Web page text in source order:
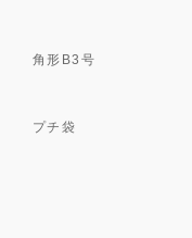
角形B3号
プチ袋